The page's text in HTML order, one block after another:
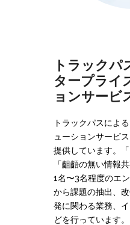
トラックパ
タープライ
ョンサービ
トラックパスによ
ューションサービ
提供しています。
「齟齬の無い情報
1名〜3名程度のエ
から課題の抽出、
発に関わる業務、
どを行っています